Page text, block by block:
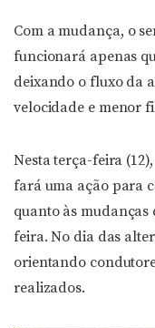
Com a mudança, o
funcionará apenas
deixando o fluxo da
velocidade e menor
Nesta terça-feira
fará uma ação para
quanto às
feira. No dia das
orientando
realizados.